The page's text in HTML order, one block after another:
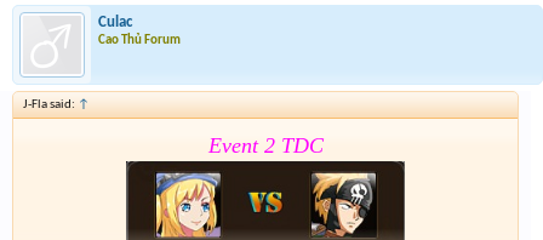
Culac
Cao Thủ Forum
J-Fla said: ↑
Event 2 TDC